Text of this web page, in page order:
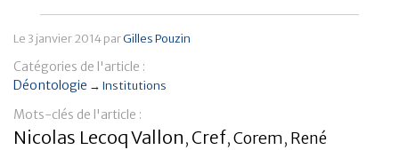
Immobilier
Banque
Le 3 janvier 2014parGilles Pouzin
Catégories de l'article :
Déontologie → Institutions
Mots-clés de l'article :
Nicolas Lecoq Vallon , Cref, Corem, René